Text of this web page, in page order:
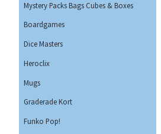
Mystery Packs Bags Cubes & Boxes
Boardgames
Dice Masters
Heroclix
Mugs
Graderade Kort
Funko Pop!